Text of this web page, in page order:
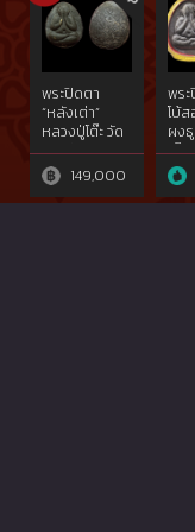
พระปิดตา
“หลังเต่า”
หลวงปู่โต๊ะ วัด
ประดู่ฉิมพลี
149,000
พร
โบ้ส
ผง
โต๊ะ
ฉิม